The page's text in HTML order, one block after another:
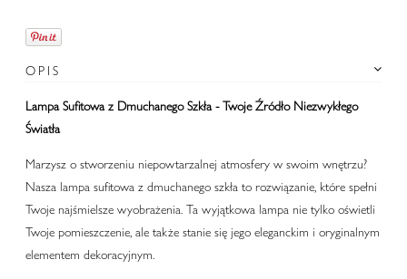
OPIS
Lampa Sufitowa z Dmuchanego Szkła - Twoje Źródło Niezwykłego
Światła
Marzysz o stworzeniu niepowtarzalnej atmosfery w swoim wnętrzu?
Nasza lampa sufitowa z dmuchanego szkła to rozwiązanie, które spełni
Twoje najśmielsze wyobrażenia. Ta wyjątkowa lampa nie tylko oświetli
Twoje pomieszczenie, ale także stanie się jego eleganckim i oryginalnym
elementem dekoracyjnym.